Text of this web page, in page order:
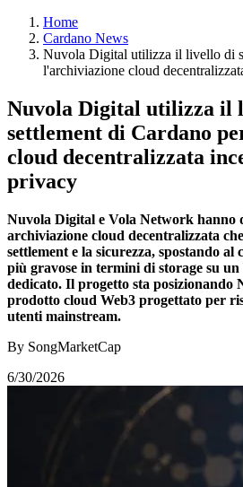
Home
Cardano News
Nuvola Digital utilizza il livello di
l'archiviazione cloud
Nuvola Digital utilizza il
settlement di Cardano
cloud decentralizzata
privacy
Nuvola Digital e Vola Network hanno
archiviazione cloud decentralizzata
settlement e la sicurezza, spostando al
più gravose in termini di storage su
dedicato. Il progetto sta posizionando
prodotto cloud Web3 progettato per
utenti mainstream.
By SongMarketCap
6/30/2026